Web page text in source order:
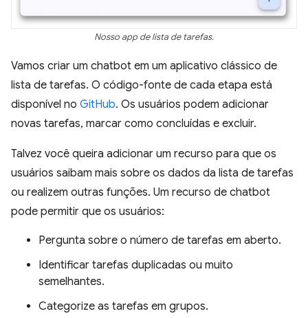
Nosso app de lista de tarefas.
Vamos criar um chatbot em um aplicativo clássico de
lista de tarefas. O código-fonte de cada etapa está
disponível no GitHub. Os usuários podem adicionar
novas tarefas, marcar como concluídas e excluir.
Talvez você queira adicionar um recurso para que os
usuários saibam mais sobre os dados da lista de tarefas
ou realizem outras funções. Um recurso de chatbot
pode permitir que os usuários:
Pergunta sobre o número de tarefas em aberto.
Identificar tarefas duplicadas ou muito
semelhantes.
Categorize as tarefas em grupos.